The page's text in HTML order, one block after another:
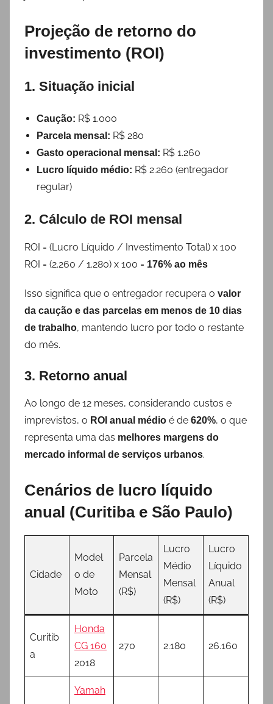
Projeção de retorno do
investimento (ROI)
1. Situação inicial
Caução: R$ 1.000
Parcela mensal: R$ 280
Gasto operacional mensal: R$ 1.260
Lucro líquido médio: R$ 2.260 (entregador
regular)
2. Cálculo de ROI mensal
ROI = (Lucro Líquido / Investimento Total) x 100
ROI = (2.260 / 1.280) x 100 = 176% ao mês
Isso significa que o entregador recupera o valor
da caução e das parcelas em menos de 10 dias
de trabalho, mantendo lucro por todo o restante
do mês.
3. Retorno anual
Ao longo de 12 meses, considerando custos e
imprevistos, o ROI anual médio é de 620%, o que
representa uma das melhores margens do
mercado informal de serviços urbanos.
Cenários de lucro líquido
anual (Curitiba e São Paulo)
Cidade
Model
o de
Moto
Parcela
Mensal
(R$)
Lucro
Médio
Mensal
(R$)
Lucro
Líquido
Anual
(R$)
Curitib
a
Honda
CG 160
2018
270 2.180 26.160
Yamah